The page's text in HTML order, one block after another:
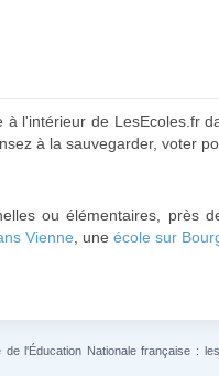
à l'intérieur de LesEcoles.fr
à la sauvegarder, voter
ou élémentaires, près
Vienne , une école sur
l'Éducation Nationale française :